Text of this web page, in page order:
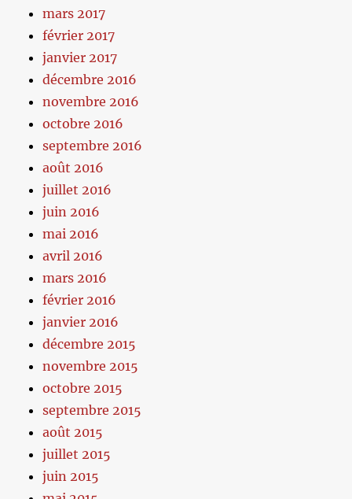
mars 2017
février 2017
janvier 2017
décembre 2016
novembre 2016
octobre 2016
septembre 2016
août 2016
juillet 2016
juin 2016
mai 2016
avril 2016
mars 2016
février 2016
janvier 2016
décembre 2015
novembre 2015
octobre 2015
septembre 2015
août 2015
juillet 2015
juin 2015